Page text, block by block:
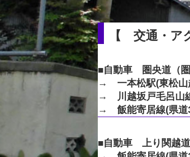
【 交通・ア
■自動車 圏央道（
→ 一本松駅(東松
→ 川越坂戸毛呂山
→ 飯能寄居線(県道
■自動車 上り関越